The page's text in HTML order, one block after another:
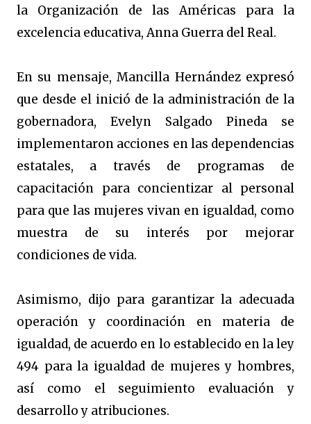
la Organización de las Américas para la
excelencia educativa, Anna Guerra del Real.
En su mensaje, Mancilla Hernández expresó
que desde el inició de la administración de la
gobernadora, Evelyn Salgado Pineda se
implementaron acciones en las dependencias
estatales, a través de programas de
capacitación para concientizar al personal
para que las mujeres vivan en igualdad, como
muestra de su interés por mejorar
condiciones de vida.
Asimismo, dijo para garantizar la adecuada
operación y coordinación en materia de
igualdad, de acuerdo en lo establecido en la ley
494 para la igualdad de mujeres y hombres,
así como el seguimiento evaluación y
desarrollo y atribuciones.